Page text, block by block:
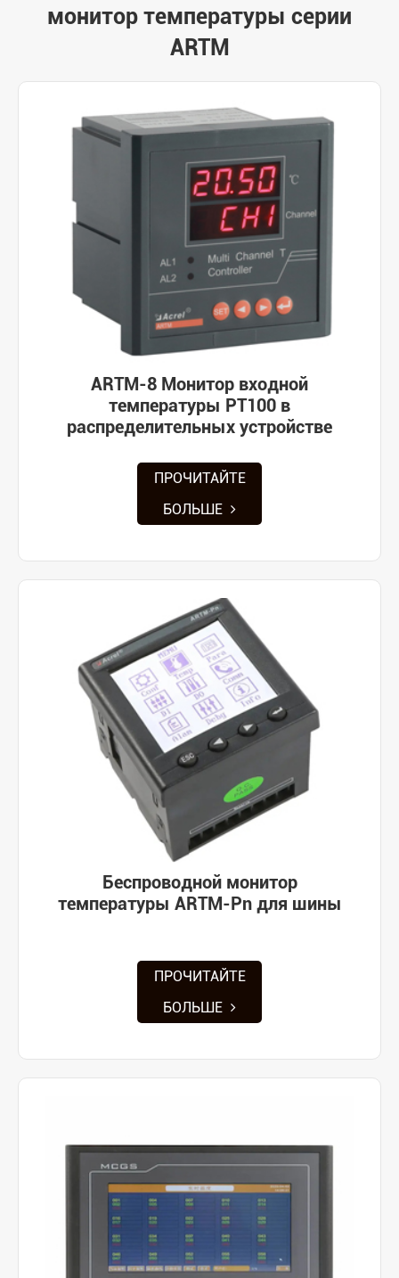
монитор температуры серии
ARTM
ARTM-8 Монитор входной
температуры PT100 в
распределительных устройстве
ПРОЧИТАЙТЕ
БОЛЬШЕ
Беспроводной монитор
температуры ARTM-Pn для шины
ПРОЧИТАЙТЕ
БОЛЬШЕ